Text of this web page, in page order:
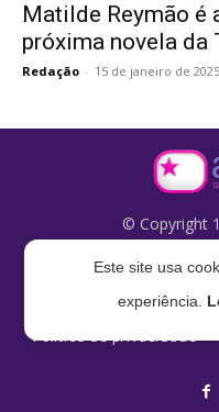
Este site usa
experiência.
Matilde Reymão é
próxima novela da
Redação - 15 de janeiro de 2025
© Copyright
Política de privacidade